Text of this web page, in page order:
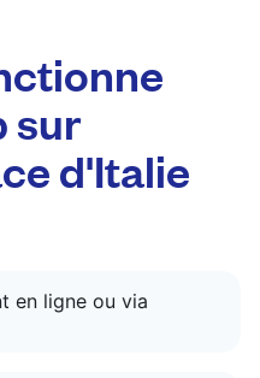
sur
d'Italie
en ligne ou via